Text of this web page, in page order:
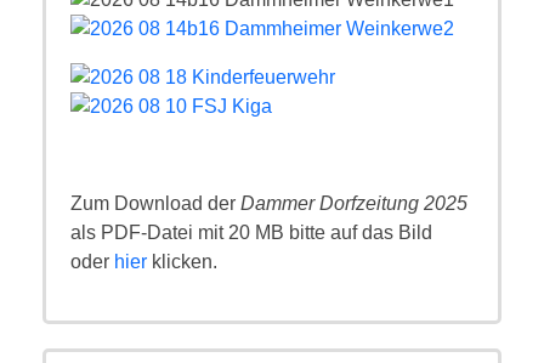
Zum Download der Dammer Dorfzeitung 2025
als PDF-Datei mit 20 MB bitte auf das Bild
oder hier klicken.